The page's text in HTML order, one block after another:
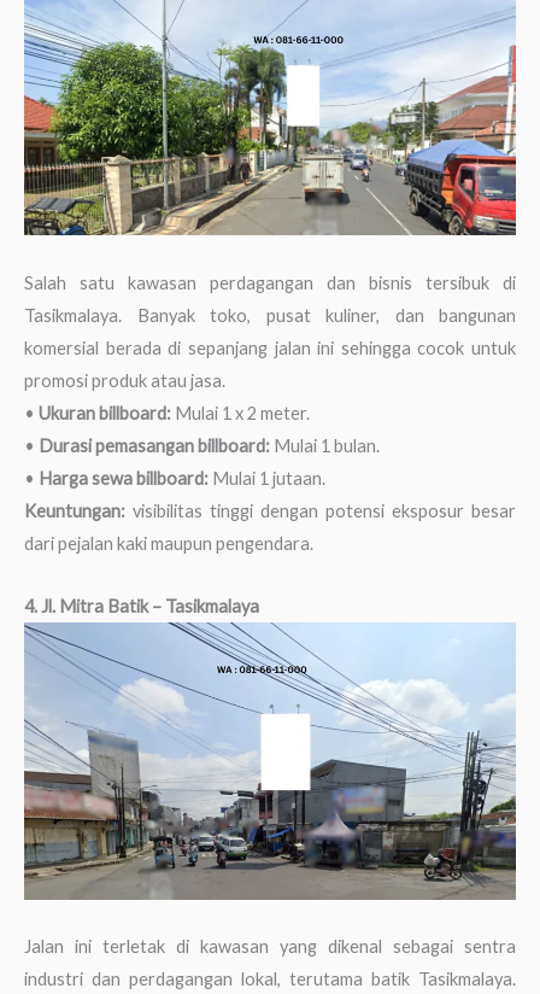
Salah satu kawasan perdagangan dan bisnis tersibuk di
Tasikmalaya. Banyak toko, pusat kuliner, dan bangunan
komersial berada di sepanjang jalan ini sehingga cocok untuk
promosi produk atau jasa.
• Ukuran billboard: Mulai 1 x 2 meter.
• Durasi pemasangan billboard: Mulai 1 bulan.
• Harga sewa billboard: Mulai 1 jutaan.
Keuntungan: visibilitas tinggi dengan potensi eksposur besar
dari pejalan kaki maupun pengendara.
4. Jl. Mitra Batik – Tasikmalaya
Jalan ini terletak di kawasan yang dikenal sebagai sentra
industri dan perdagangan lokal, terutama batik Tasikmalaya.